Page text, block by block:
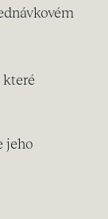
které
jeho